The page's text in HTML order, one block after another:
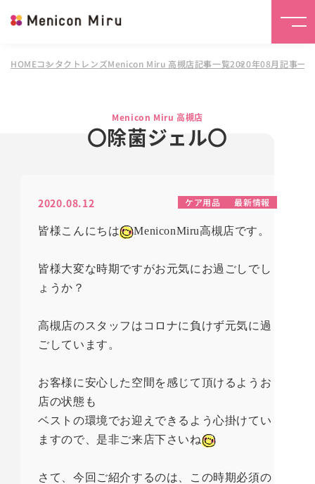
HOMEコンタクトレンズMenicon Miru 高槻店記事一覧2020年08月記事一覧
Menicon Miru 高槻店
〇除菌ジェル〇
2020.08.12 ケア用品 最新情報
皆様こんにちは MeniconMiru高槻店です。
皆様大変な時期ですがお元気にお過ごしでし
ょうか？
高槻店のスタッフはコロナに負けず元気に過
ごしています。
お客様に安心した空間を感じて頂けるようお
店の状態も
ベストの環境でお迎えできるよう心掛けてい
ますので、是非ご来店下さいね
さて、今回ご紹介するのは、この時期必須の